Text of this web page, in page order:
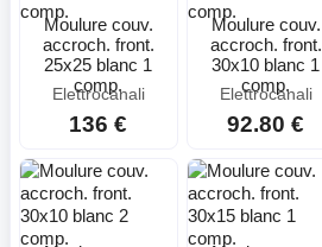
Moulure couv.
accroch. front.
25x25 blanc 1
comp.
Elettrocanali
136 €
Moulure couv.
accroch. front.
30x10 blanc 1
comp.
Elettrocanali
92.80 €